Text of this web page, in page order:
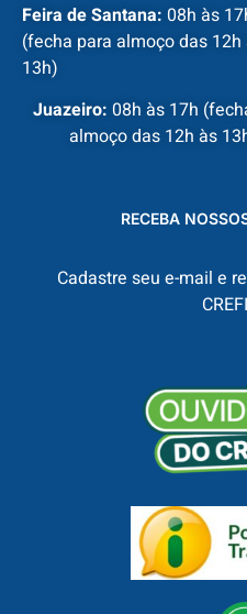
Feira de Santana: 08h às
(fecha para almoço das 12h
13h)
Juazeiro: 08h às 17h
almoço das 12h às
RECEBA
Cadastre seu e-mail e